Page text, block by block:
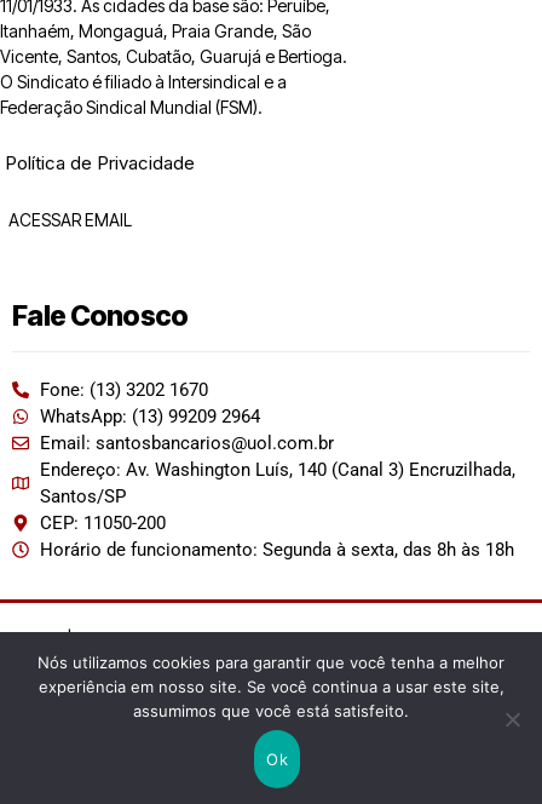
11/01/1933. As cidades da base são: Peruíbe,
Itanhaém, Mongaguá, Praia Grande, São
Vicente, Santos, Cubatão, Guarujá e Bertioga.
O Sindicato é filiado à Intersindical e a
Federação Sindical Mundial (FSM).
Política de Privacidade
ACESSAR EMAIL
Fale Conosco
Fone: (13) 3202 1670
WhatsApp: (13) 99209 2964
Email: santosbancarios@uol.com.br
Endereço: Av. Washington Luís, 140 (Canal 3) Encruzilhada,
Santos/SP
CEP: 11050-200
Horário de funcionamento: Segunda à sexta, das 8h às 18h
Nós utilizamos cookies para garantir que você tenha a melhor
experiência em nosso site. Se você continua a usar este site,
assumimos que você está satisfeito.
Ok